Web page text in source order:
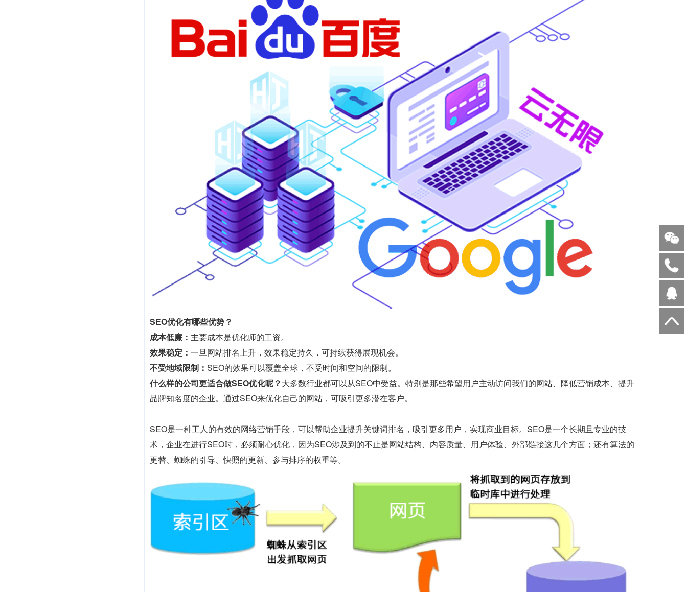
SEO优化有哪些优势？
成本低廉： 主要成本是优化师的工资。
效果稳定： 一旦网站排名上升，效果稳定持久，可持续获得展现机会。
不受地域限制： SEO的效果可以覆盖全球，不受时间和空间的限制。
什么样的公司更适合做SEO优化呢？大多数行业都可以从SEO中受益。特别是那些希望用户主动访问我们的网站、降低营销成本、提升
品牌知名度的企业。通过SEO来优化自己的网站，可吸引更多潜在客户。
SEO是一种工人的有效的网络营销手段，可以帮助企业提升关键词排名，吸引更多用户，实现商业目标。SEO是一个长期且专业的技
术，企业在进行SEO时，必须耐心优化，因为SEO涉及到的不止是网站结构、内容质量、用户体验、外部链接这几个方面；还有算法的
更替、蜘蛛的引导、快照的更新、参与排序的权重等。